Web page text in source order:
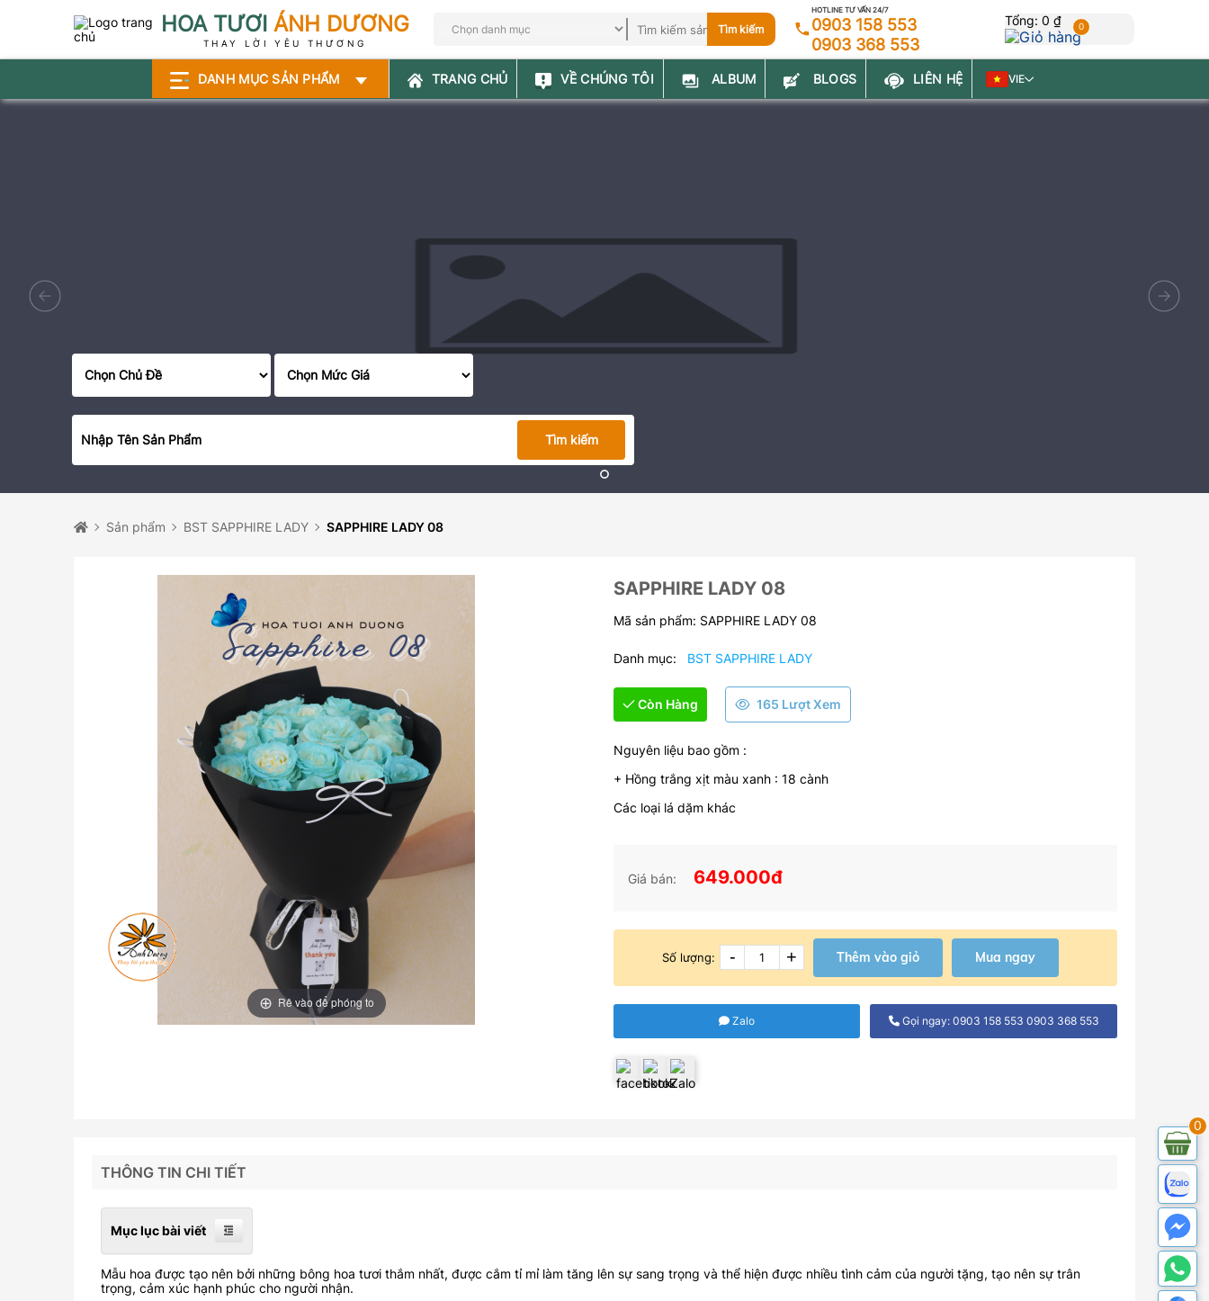
HOA TƯƠI ÁNH DƯƠNG
THAY LỜI YÊU THƯƠNG
Tìm kiếm
HOTLINE TƯ VẤN 24/7
0903 158 553
0903 368 553
Tổng: 0 ₫ 0
DANH MỤC SẢN PHẨM TRANG CHỦ VỀ CHÚNG TÔI ALBUM BLOGS LIÊN HỆ VIE
Tìm kiếm
Sản phẩm BST SAPPHIRE LADY SAPPHIRE LADY 08
Rê vào để phóng to
SAPPHIRE LADY 08
Mã sản phẩm: SAPPHIRE LADY 08
Danh mục: BST SAPPHIRE LADY
Còn Hàng 165 Lượt Xem
Nguyên liệu bao gồm :
+ Hồng trắng xịt màu xanh : 18 cành
Các loại lá dặm khác
Giá bán: 649.000đ
Số lượng: - + Thêm vào giỏ Mua ngay
Zalo Gọi ngay: 0903 158 553 0903 368 553
THÔNG TIN CHI TIẾT
Mục lục bài viết
Mẫu hoa được tạo nên bởi những bông hoa tươi thắm nhất, được cắm tỉ mỉ làm tăng lên sự sang trọng và thể hiện được nhiều tình cảm của người tặng, tạo nên sự trân
trọng, cảm xúc hạnh phúc cho người nhận.
0